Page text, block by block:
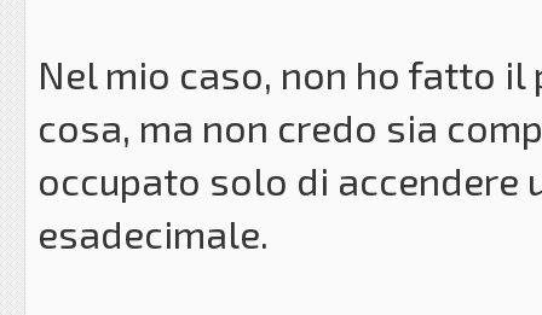
Nel mio caso, non ho fatto il
cosa, ma non credo sia
occupato solo di accendere
esadecimale.